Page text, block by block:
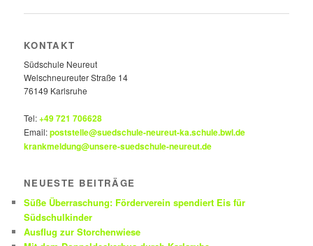
KONTAKT
Südschule Neureut
Welschneureuter Straße 14
76149 Karlsruhe
Tel:+49 721 706628
Email:poststelle@suedschule-neureut-ka.schule.bwl.de
krankmeldung@unsere-suedschule-neureut.de
NEUESTE BEITRÄGE
Süße Überraschung: Förderverein spendiert Eis für
Südschulkinder
Ausflug zur Storchenwiese